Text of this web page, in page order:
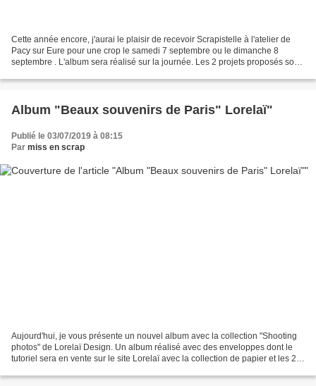
Cette année encore, j'aurai le plaisir de recevoir Scrapistelle à l'atelier de
Pacy sur Eure pour une crop le samedi 7 septembre ou le dimanche 8
septembre . L'album sera réalisé sur la journée. Les 2 projets proposés sont
Album "Beaux souvenirs de Paris" Lorelaï"
Publié le 03/07/2019 à 08:15
Par miss en scrap
Aujourd'hui, je vous présente un nouvel album avec la collection "Shooting
photos" de Lorelaï Design. Un album réalisé avec des enveloppes dont le
tutoriel sera en vente sur le site Lorelaï avec la collection de papier et les 2